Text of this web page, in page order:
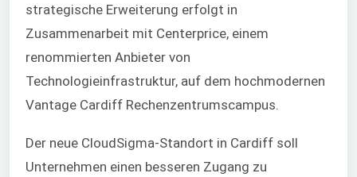
strategische Erweiterung erfolgt in
Zusammenarbeit mit Centerprice, einem
renommierten Anbieter von
Technologieinfrastruktur, auf dem hochmodernen
Vantage Cardiff Rechenzentrumscampus.
Der neue CloudSigma-Standort in Cardiff soll
Unternehmen einen besseren Zugang zu